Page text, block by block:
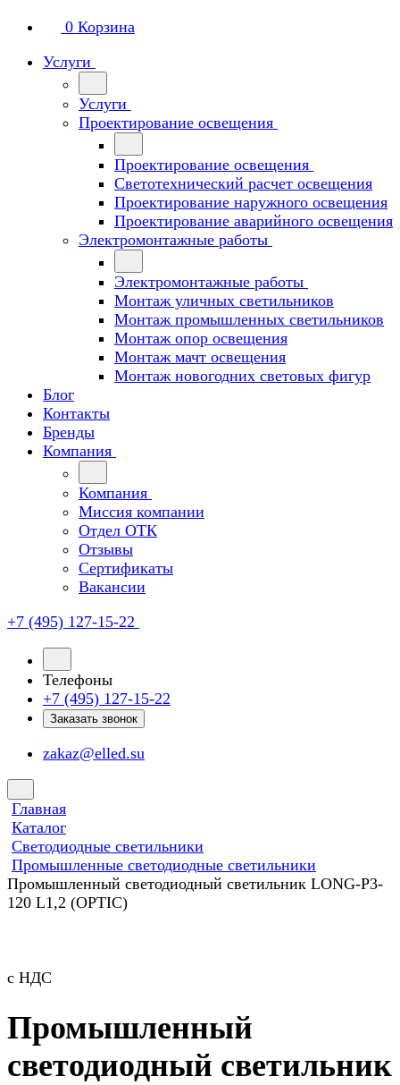
0 Корзина
Услуги
Услуги
Проектирование освещения
Проектирование освещения
Светотехнический расчет освещения
Проектирование наружного освещения
Проектирование аварийного освещения
Электромонтажные работы
Электромонтажные работы
Монтаж уличных светильников
Монтаж промышленных светильников
Монтаж опор освещения
Монтаж мачт освещения
Монтаж новогодних световых фигур
Блог
Контакты
Бренды
Компания
Компания
Миссия компании
Отдел ОТК
Отзывы
Сертификаты
Вакансии
+7 (495) 127-15-22
Телефоны
+7 (495) 127-15-22
Заказать звонок
zakaz@elled.su
Главная
Каталог
Светодиодные светильники
Промышленные светодиодные светильники
Промышленный светодиодный светильник LONG-P3-
120 L1,2 (OPTIC)
с НДС
Промышленный
светодиодный светильник